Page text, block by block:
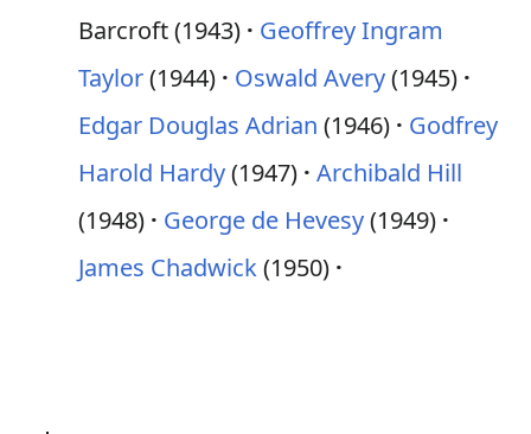
Barcroft (1943)
Geoffrey Ingram
Taylor(1944) Oswald Avery(1945)
Edgar Douglas Adrian (1946)
Godfrey
Harold Hardy(1947) Archibald Hill
(1948)
George de Hevesy(1949)
James Chadwick(1950)